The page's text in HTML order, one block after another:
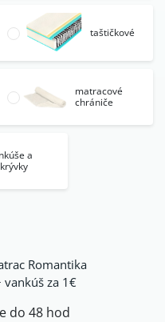
taštičkové
matracové
chrániče
a
Romantika
vankúš za 1€
do 48 hod